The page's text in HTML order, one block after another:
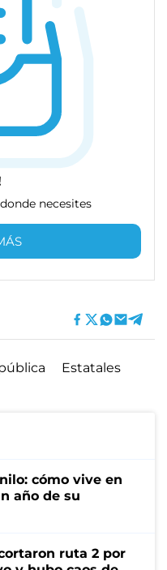
necesites
Estatales
cómo vive en
año de su
ruta 2 por